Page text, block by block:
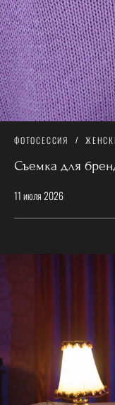
ФОТОСЕССИЯ
Съемка для
11 июля 2026